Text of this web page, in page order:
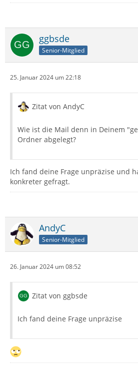
ggbsde
Senior-Mitglied
25. Januar 2024 um 22:18
Zitat von AndyC
Wie ist die Mail denn in Deinem
Ordner abgelegt?
Ich fand deine Frage unpräzise und
konkreter gefragt.
AndyC
Senior-Mitglied
26. Januar 2024 um 08:52
Zitat von ggbsde
Ich fand deine Frage unpräzise